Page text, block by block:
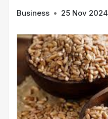
Business • 25 Nov 2024